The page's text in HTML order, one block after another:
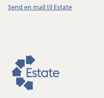
Send en mail til Estate